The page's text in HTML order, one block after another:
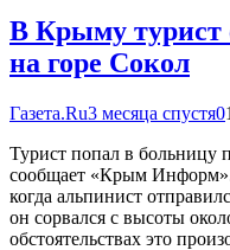
В Крыму турист
на горе Сокол
Газета.Ru3 месяца спустя0
Турист попал в больницу
сообщает «Крым
когда альпинист
он сорвался с высоты
обстоятельствах это